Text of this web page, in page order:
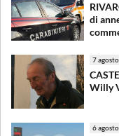
di
7
Willy
6